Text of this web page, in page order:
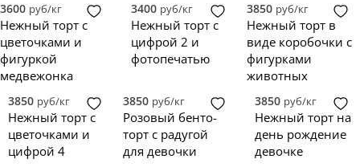
Золотой
0
Изумрудный
0
Коричневый
0
Красный
0
Оранжевый
0
Персиковый
0
Розовый
0
Синий
0
3600 руб/кг
Нежный торт с
цветочками и
фигуркой
медвежонка
3400 руб/кг
Нежный торт с
цифрой 2 и
фотопечатью
3850 руб/кг
Нежный торт в
виде коробочки с
фигурками
животных
3850 руб/кг
Нежный торт с
цветочками и
цифрой 4
3850 руб/кг
Розовый бенто-
торт с радугой
для девочки
3850 руб/кг
Нежный торт на
день рождение
девочке